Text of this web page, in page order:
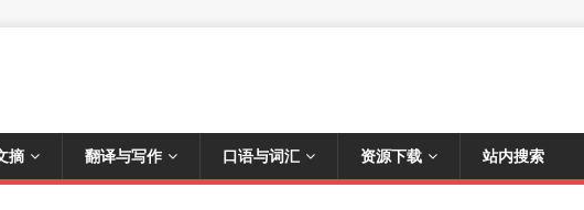
摘 翻译与写作 口语与词汇 资源下载 站内搜索